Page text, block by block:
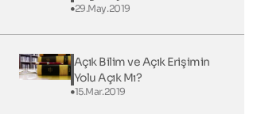
29.May.2019
Açık Bilim ve Açık Erişimin
Yolu Açık Mı?
15.Mar.2019